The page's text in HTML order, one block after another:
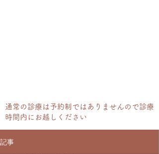
通常の​診療は予約制ではありませんので診療
時間内にお越しください
記事